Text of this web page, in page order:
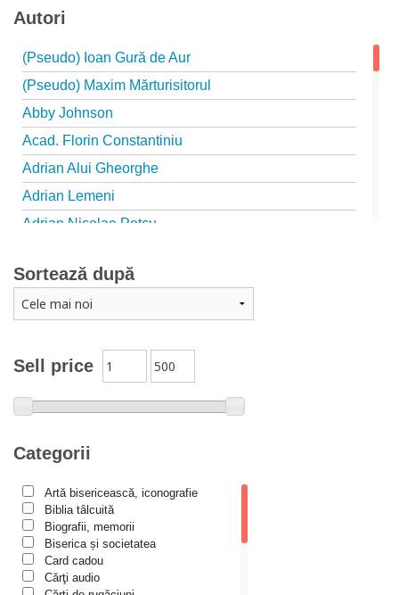
Autori
(Pseudo) Ioan Gură de Aur
(Pseudo) Maxim Mărturisitorul
Abby Johnson
Acad. Florin Constantiniu
Adrian Alui Gheorghe
Adrian Lemeni
Adrian Nicolae Petcu
Adriana Petrescu
Alexandra Rotariu
Alexandru Creţu
Alexandru Huțanu
Alexandru Lascarov-Moldovanu
Alexandru Rădescu
Alexandru Tkacenko
Alexis Torrance
Alina Ana Nistor
Sell price
Categorii
Artă bisericească, iconografie
Biblia tâlcuită
Biografii, memorii
Biserica și societatea
Card cadou
Cărţi audio
Sortează după